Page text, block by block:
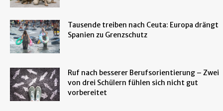
Tausende treiben nach Ceuta: Europa drängt
Spanien zu Grenzschutz
Ruf nach besserer Berufsorientierung – Zwei
von drei Schülern fühlen sich nicht gut
vorbereitet